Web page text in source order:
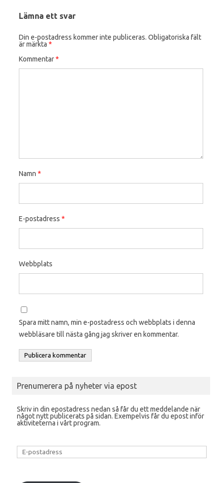
Lämna ett svar
Din e-postadress kommer inte publiceras. Obligatoriska fält
är märkta *
Kommentar*
Namn *
E-postadress *
Webbplats
Spara mitt namn, min e-postadress och webbplats i denna
webbläsare till nästa gång jag skriver en kommentar.
Prenumerera på nyheter via epost
Skriv in din epostadress nedan så får du ett meddelande när
något nytt publicerats på sidan. Exempelvis får du epost inför
aktiviteterna i vårt program.
E-
postadress